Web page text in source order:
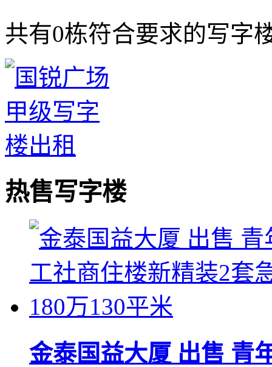
共有0栋符合要求的写字
热售写字楼
金泰国益大厦 出售 青